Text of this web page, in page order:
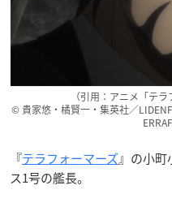
（引用：アニメ「テラ
© 貴家悠・橘賢一・集英社／
『テラフォーマーズ』の小町
ス1号の艦長。